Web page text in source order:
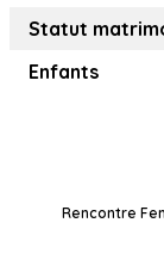
Statut
Enfants
Rencontre